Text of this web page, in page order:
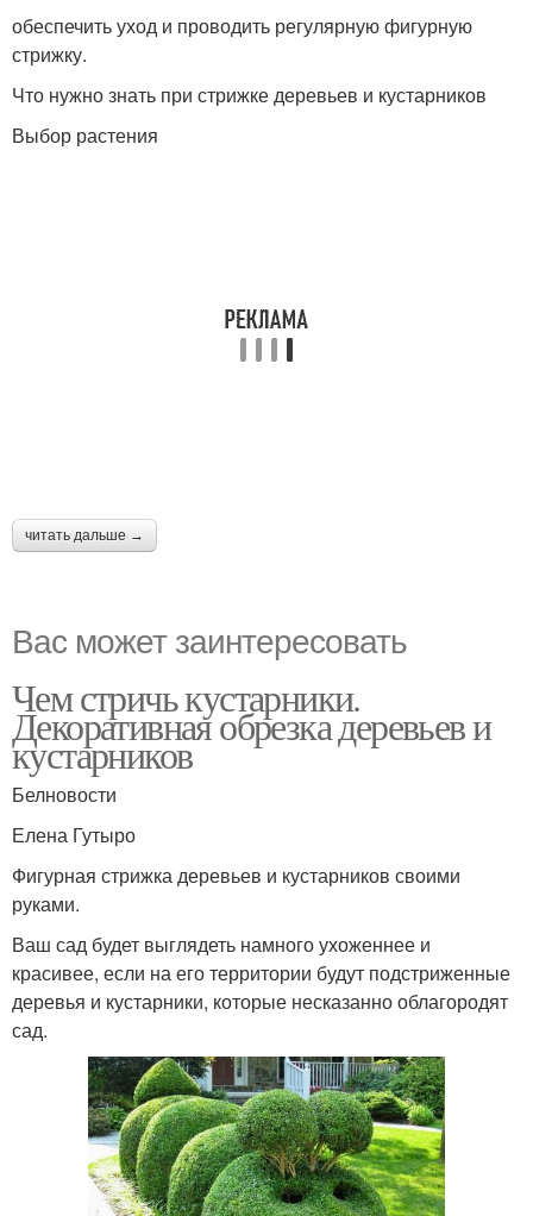
обеспечить уход и проводить регулярную фигурную
стрижку.
Что нужно знать при стрижке деревьев и кустарников
Выбор растения
читать дальше →
Вас может заинтересовать
Чем стричь кустарники.
Декоративная обрезка деревьев и
кустарников
Белновости
Елена Гутыро
Фигурная стрижка деревьев и кустарников своими
руками.
Ваш сад будет выглядеть намного ухоженнее и
красивее, если на его территории будут подстриженные
деревья и кустарники, которые несказанно облагородят
сад.